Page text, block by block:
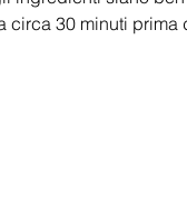
30 minuti prima